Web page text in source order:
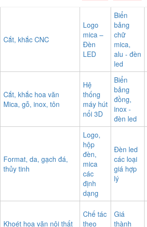
Cắt, khắc CNC
Logo
mica –
Đèn
LED
Biển
bảng
chữ
mica,
alu - đèn
led
Cắt, khắc hoa văn
Mica, gỗ, inox, tôn
Hệ
thống
máy hút
nổi 3D
Biển
bảng
đồng,
inox -
đèn led
Format, da, gạch đá,
thủy tinh
Logo,
hộp
đèn,
mica
các
định
dạng
Đèn led
các loại
giá hợp
lý
Khoét hoa văn nội thất
Chế tác
theo
Giá
thành